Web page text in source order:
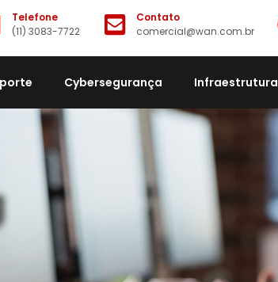
Telefone
(11) 3083-7722
Contato
comercial@wan.com.br
Cybersegurança Infraestrutura